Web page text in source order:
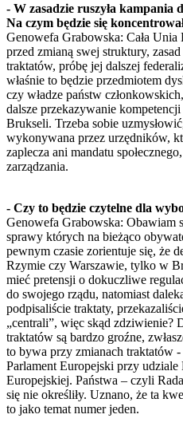
- W zasadzie ruszyła kampania
Na czym będzie się
Genowefa Grabowska: Cała
przed zmianą swej struktury,
traktatów, próbę jej dalszej
właśnie to będzie przedmiotem
czy władze państw
dalsze przekazywanie
Brukseli. Trzeba sobie
wykonywana przez urzędników,
zaplecza ani mandatu
zarządzania.
- Czy to będzie czytelne dla
Genowefa Grabowska: Obawiam
sprawy których na bieżąco
pewnym czasie zorientuje się, że
Rzymie czy Warszawie, tylko w
mieć pretensji o dokuczliwe
do swojego rządu, natomiast
podpisaliście traktaty,
„centrali”, więc skąd zdziwienie?
traktatów są bardzo groźne,
to bywa przy zmianach traktatów
Parlament Europejski przy
Europejskiej. Państwa – czyli
się nie określiły. Uznano, że ta
to jako temat numer jeden.